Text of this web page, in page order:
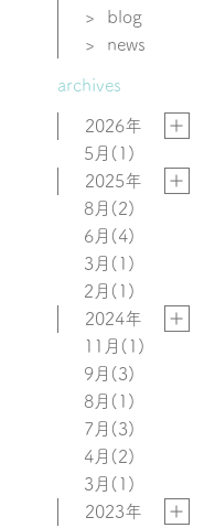
>
blog
>
news
archives
2026年
5月 (1)
2025年
8月 (2)
6月 (4)
3月 (1)
2月 (1)
2024年
11月 (1)
9月 (3)
8月 (1)
7月 (3)
4月 (2)
3月 (1)
2023年